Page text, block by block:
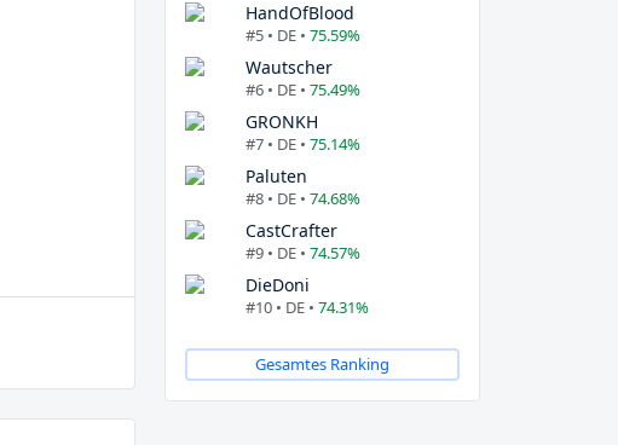
HandOfBlood
#5 • DE • 75.59%
Wautscher
#6 • DE • 75.49%
GRONKH
#7 • DE • 75.14%
Paluten
#8 • DE • 74.68%
CastCrafter
#9 • DE • 74.57%
DieDoni
#10 • DE • 74.31%
Gesamtes Ranking